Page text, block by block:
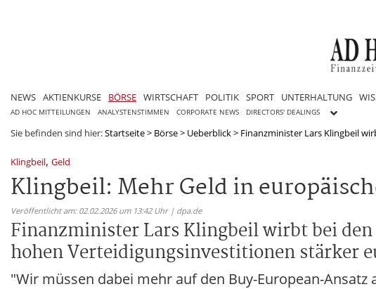
NEWS AKTIENKURSE BÖRSE WIRTSCHAFT POLITIK SPORT UNTERHALTUNG
AD HOC MITTEILUNGEN ANALYSTENSTIMMEN CORPORATE NEWS DIRECTORS' DEALINGS
Sie befinden sind hier:Startseite> Börse> Ueberblick> Finanzminister Lars Klingbeil
Klingbeil, Geld
Klingbeil: Mehr Geld in
Veröffentlicht am: 02.02.2026 um 13:42 Uhr | dpa.de
Finanzminister Lars Klingbeil wirbt bei
hohen Verteidigungsinvestitionen stärker
"Wir müssen dabei mehr auf den Buy-European-